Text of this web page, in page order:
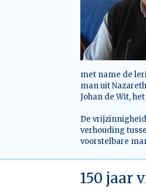
met name de
man uit
Johan de Wit,
De
verhouding
voorstelbare
150 jaar